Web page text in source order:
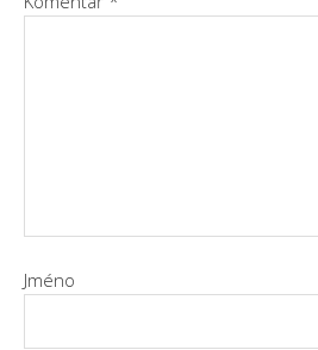
Jméno